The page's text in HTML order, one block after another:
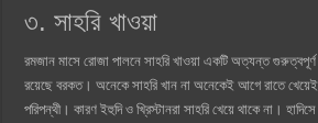
৩. সাহরি খাওয়া
রমজান মাসে রোজা পালনে সাহরি খাওয়া একটি অত্যন্ত গুরুত্বপূর্ণ
রয়েছে বরকত। অনেকে সাহরি খান না অনেকেই আগে রাতে
পরিপন্থী। কারণ ইহুদি ও খ্রিস্টানরা সাহরি খেয়ে থাকে না।